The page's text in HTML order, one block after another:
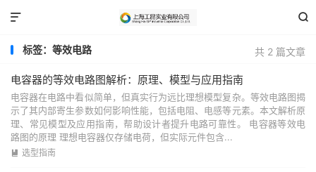


共 2 篇文章
标签：等效电路
电容器的等效电路图解析：原理、模型与应用指南
电容器在电路中看似简单，但真实行为远比理想模型复杂。等效电路图揭
示了其内部寄生参数如何影响性能，包括电阻、电感等元素。本文解析原
理、常见模型及应用指南，帮助设计者提升电路可靠性。 电容器等效电
路图的原理 理想电容器仅存储电荷，但实际元件包含...
 选型指南